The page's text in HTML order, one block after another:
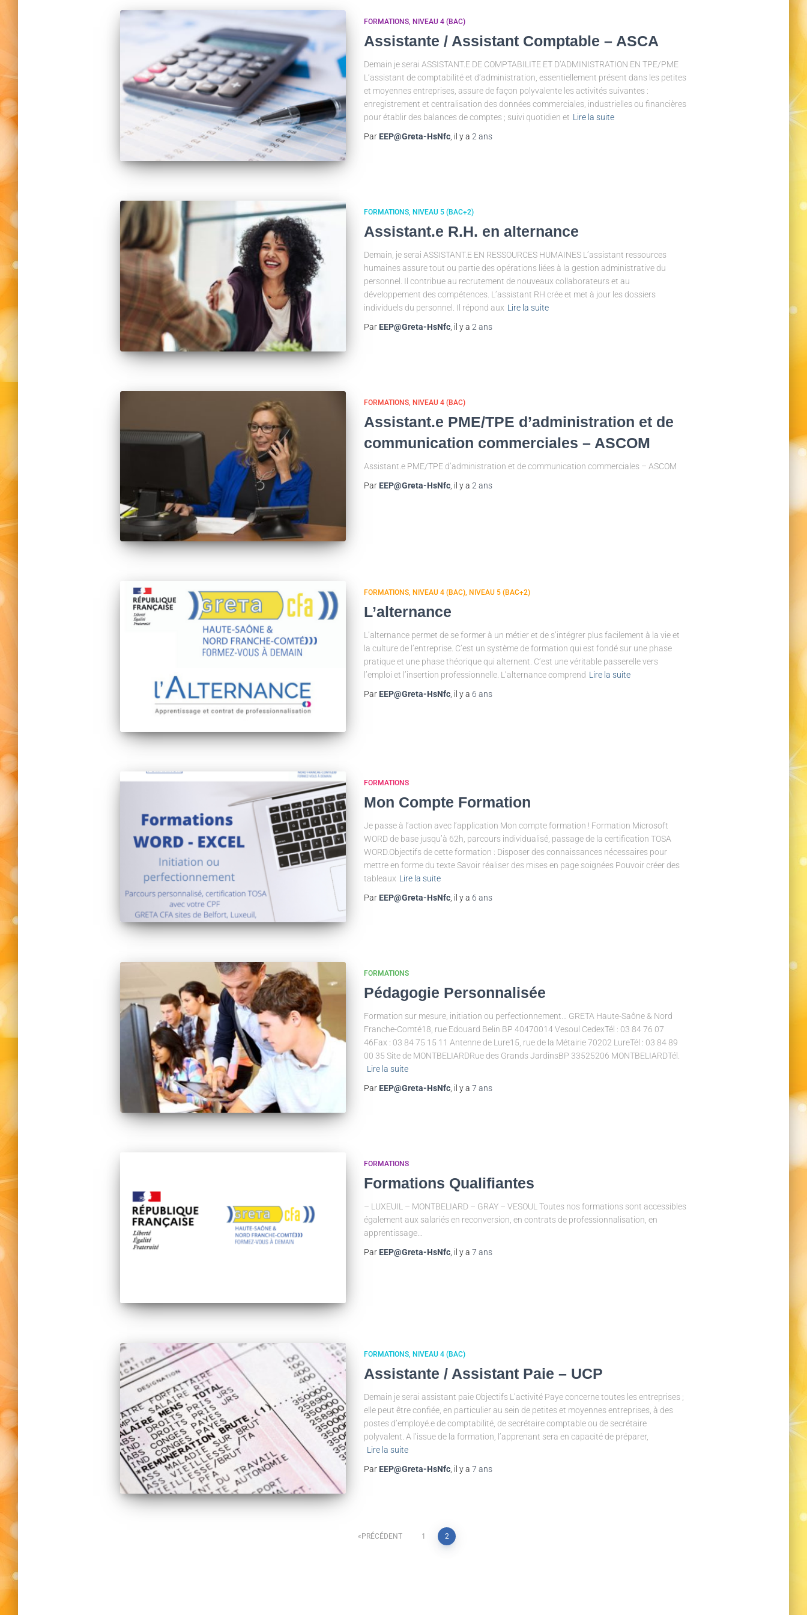
FORMATIONS NIVEAU 4 (BAC)
Assistante / Assistant Comptable – ASCA
Demain je serai ASSISTANT.E DE COMPTABILITE ET D’ADMINISTRATION EN TPE/PME
L’assistant de comptabilité et d’administration, essentiellement présent dans les petites
et moyennes entreprises, assure de façon polyvalente les activités suivantes :
enregistrement et centralisation des données commerciales, industrielles ou financières
pour établir des balances de comptes ; suivi quotidien et Lire la suite
Par EEP@Greta-HsNfc, il y a 2 ans
FORMATIONS NIVEAU 5 (BAC+2)
Assistant.e R.H. en alternance
Demain, je serai ASSISTANT.E EN RESSOURCES HUMAINES L’assistant ressources
humaines assure tout ou partie des opérations liées à la gestion administrative du
personnel. Il contribue au recrutement de nouveaux collaborateurs et au
développement des compétences. L’assistant RH crée et met à jour les dossiers
individuels du personnel. Il répond aux Lire la suite
Par EEP@Greta-HsNfc, il y a 2 ans
FORMATIONS NIVEAU 4 (BAC)
Assistant.e PME/TPE d’administration et de
communication commerciales – ASCOM
Assistant.e PME/TPE d’administration et de communication commerciales – ASCOM
Par EEP@Greta-HsNfc, il y a 2 ans
FORMATIONS NIVEAU 4 (BAC) NIVEAU 5 (BAC+2)
L’alternance
L’alternance permet de se former à un métier et de s’intégrer plus facilement à la vie et
la culture de l’entreprise. C’est un système de formation qui est fondé sur une phase
pratique et une phase théorique qui alternent. C’est une véritable passerelle vers
l’emploi et l’insertion professionnelle. L’alternance comprend Lire la suite
Par EEP@Greta-HsNfc, il y a 6 ans
FORMATIONS
Mon Compte Formation
Je passe à l’action avec l’application Mon compte formation ! Formation Microsoft
WORD de base jusqu’à 62h, parcours individualisé, passage de la certification TOSA
WORD.Objectifs de cette formation : Disposer des connaissances nécessaires pour
mettre en forme du texte Savoir réaliser des mises en page soignées Pouvoir créer des
tableaux Lire la suite
Par EEP@Greta-HsNfc, il y a 6 ans
FORMATIONS
Pédagogie Personnalisée
Formation sur mesure, initiation ou perfectionnement… GRETA Haute-Saône & Nord
Franche-Comté18, rue Edouard Belin BP 40470014 Vesoul CedexTél : 03 84 76 07
46Fax : 03 84 75 15 11 Antenne de Lure15, rue de la Métairie 70202 LureTél : 03 84 89
00 35 Site de MONTBELIARDRue des Grands JardinsBP 33525206 MONTBELIARDTél.
Lire la suite
Par EEP@Greta-HsNfc, il y a 7 ans
FORMATIONS
Formations Qualifiantes
– LUXEUIL – MONTBELIARD – GRAY – VESOUL Toutes nos formations sont accessibles
également aux salariés en reconversion, en contrats de professionnalisation, en
apprentissage…
Par EEP@Greta-HsNfc, il y a 7 ans
FORMATIONS NIVEAU 4 (BAC)
Assistante / Assistant Paie – UCP
Demain je serai assistant paie Objectifs L’activité Paye concerne toutes les entreprises ;
elle peut être confiée, en particulier au sein de petites et moyennes entreprises, à des
postes d’employé.e de comptabilité, de secrétaire comptable ou de secrétaire
polyvalent. A l’issue de la formation, l’apprenant sera en capacité de préparer,
Lire la suite
Par EEP@Greta-HsNfc, il y a 7 ans
PRÉCÉDENT 1 2